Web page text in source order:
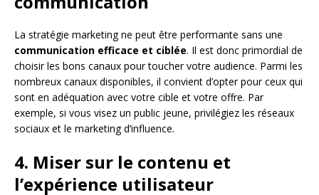
La stratégie marketing ne peut être performante sans une
communication efficace et ciblée. Il est donc primordial de
choisir les bons canaux pour toucher votre audience. Parmi les
nombreux canaux disponibles, il convient d’opter pour ceux qui
sont en adéquation avec votre cible et votre offre. Par
exemple, si vous visez un public jeune, privilégiez les réseaux
sociaux et le marketing d’influence.
4. Miser sur le contenu et
l’expérience utilisateur